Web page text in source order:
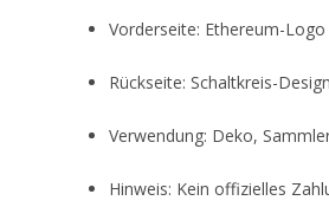
Vorderseite: Ethereum-
Rückseite: Schaltkreis-
Verwendung: Deko,
Hinweis: Kein offizielles